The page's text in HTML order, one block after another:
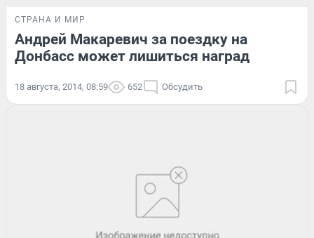
СТРАНА И МИР
Андрей Макаревич за поездку на
Донбасс может лишиться наград
18 августа, 2014, 08:59 652 Обсудить